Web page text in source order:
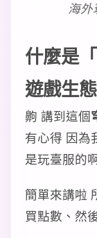
海外
什麼是
遊戲生
齁 講到這個
有心得 因為
是玩臺服的
簡單來講啦
買點數、然